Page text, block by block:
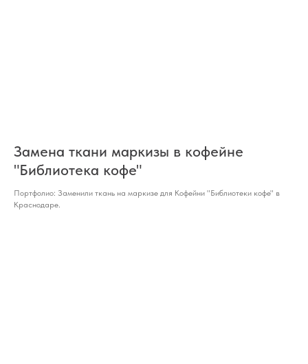
Замена ткани маркизы в кофейне
"Библиотека кофе"
Портфолио: Заменили ткань на маркизе для Кофейни "Библиотеки кофе" в
Краснодаре.